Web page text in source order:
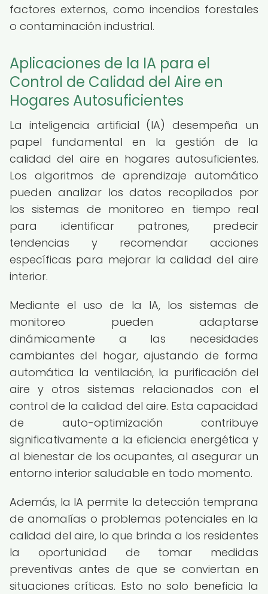
factores externos, como incendios forestales
o contaminación industrial.
Aplicaciones de la IA para el
Control de Calidad del Aire en
Hogares Autosuficientes
La inteligencia artificial (IA) desempeña un
papel fundamental en la gestión de la
calidad del aire en hogares autosuficientes.
Los algoritmos de aprendizaje automático
pueden analizar los datos recopilados por
los sistemas de monitoreo en tiempo real
para identificar patrones, predecir
tendencias y recomendar acciones
específicas para mejorar la calidad del aire
interior.
Mediante el uso de la IA, los sistemas de
monitoreo pueden adaptarse
dinámicamente a las necesidades
cambiantes del hogar, ajustando de forma
automática la ventilación, la purificación del
aire y otros sistemas relacionados con el
control de la calidad del aire. Esta capacidad
de auto-optimización contribuye
significativamente a la eficiencia energética y
al bienestar de los ocupantes, al asegurar un
entorno interior saludable en todo momento.
Además, la IA permite la detección temprana
de anomalías o problemas potenciales en la
calidad del aire, lo que brinda a los residentes
la oportunidad de tomar medidas
preventivas antes de que se conviertan en
situaciones críticas. Esto no solo beneficia la